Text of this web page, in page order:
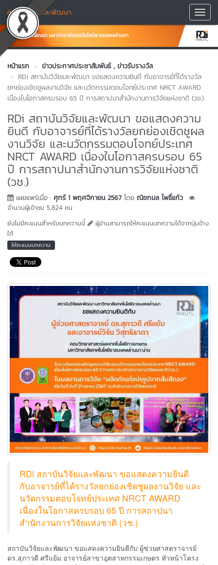
สถาบันวิจัยและพัฒนา
หน้าแรก ข่าวประกาศประชาสัมพันธ์ , ข่าวรับรางวัล
RDi สถาบันวิจัยและพัฒนา ขอแสดงความยินดี กับอาจารย์ที่ได้รางวัล
ยกย่องเชิดชูผลงานวิจัย และนวัตกรรมตอบโจทย์ประเทศ NRCT AWARD
เนื่องในโอกาสครบรอบ 65 ปี การสถาปนาสำนักงานการวิจัยแห่งชาติ (วช.)
RDi สถาบันวิจัยและพัฒนา ขอแสดงความ
ยินดี กับอาจารย์ที่ได้รางวัลยกย่องเชิดชูผล
งานวิจัย และนวัตกรรมตอบโจทย์ประเทศ
NRCT AWARD เนื่องในโอกาสครบรอบ 65
ปี การสถาปนาสำนักงานการวิจัยแห่งชาติ
(วช.)
เผยแพร่เมื่อ : ศุกร์ 1 พฤศจิกายน 2567 โดย ณิชกมล โพธิ์แก้ว
จำนวนผู้เข้าชม 5,824 คน
ยังไม่มีคะแนนสำหรับบทความนี้
ผู้อ่านสามารถให้คะแนนบทความได้จากปุ่มข้าง
ใต้
ให้คะแนนบทความ
RDi สถาบันวิจัยและพัฒนา ขอแสดงความยินดี
กับอาจารย์ที่ได้รางวัลยกย่องเชิดชูผลงานวิจัย และ
นวัตกรรมตอบโจทย์ประเทศ NRCT AWARD
เนื่องในโอกาสครบรอบ 65 ปี การสถาปนา
สำนักงานการวิจัยแห่งชาติ (วช.)
สถาบันวิจัยและพัฒนา ขอแสดงความยินดีกับ ผู้ช่วยศาสตราจารย์
ดร.สุภาวดี ศรีแย้ม อาจารย์สาขาอุตสาหกรรมเกษตร หัวหน้าโครง